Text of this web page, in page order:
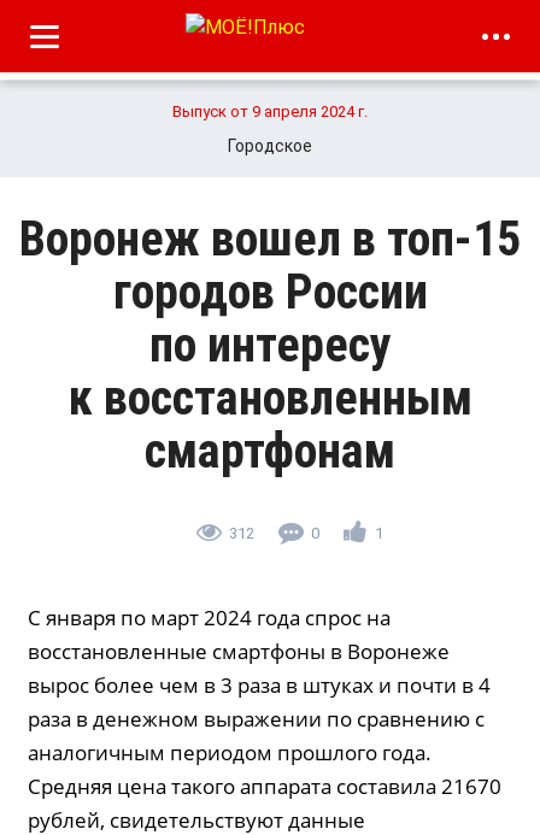
Выпуск от 9 апреля 2024 г.
Городское
Воронеж вошел в топ-15
городов России
по интересу
к восстановленным
смартфонам
312 0 1
С января по март 2024 года спрос на
восстановленные смартфоны в Воронеже
вырос более чем в 3 раза в штуках и почти в 4
раза в денежном выражении по сравнению с
аналогичным периодом прошлого года.
Средняя цена такого аппарата составила 21670
рублей, свидетельствуют данные